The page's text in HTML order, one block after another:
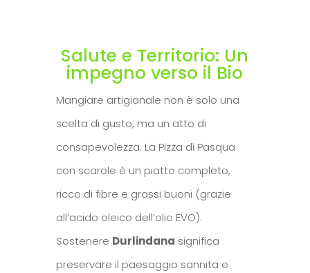
Salute e Territorio: Un
impegno verso il Bio
Mangiare artigianale non è solo una
scelta di gusto, ma un atto di
consapevolezza. La Pizza di Pasqua
con scarole è un piatto completo,
ricco di fibre e grassi buoni (grazie
all’acido oleico dell’olio EVO).
Sostenere Durlindana significa
preservare il paesaggio sannita e